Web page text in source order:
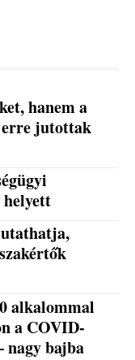
hanem a
erre jutottak
helyett
alkalommal
a COVID-
nagy bajba